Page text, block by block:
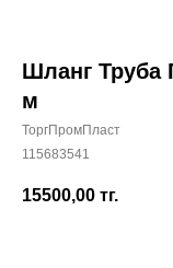
(700) 730-70-73
Шланг Труба
м
ТоргПромПласт
115683541
15500,00 тг.